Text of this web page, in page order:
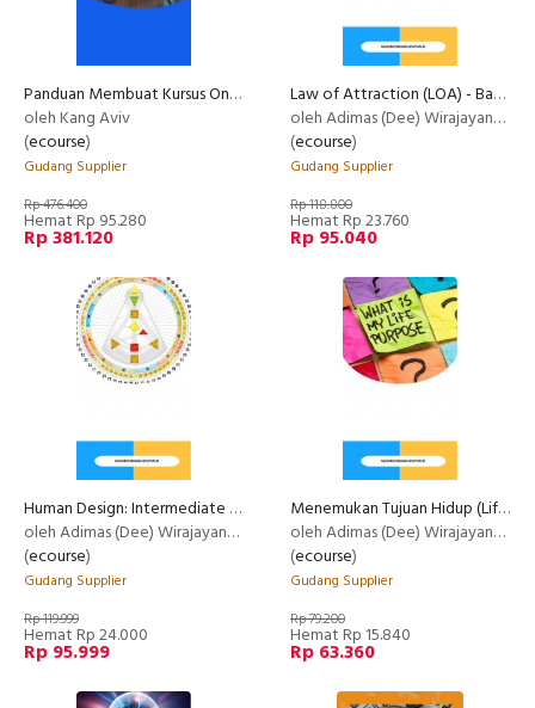
Panduan Membuat Kursus Online Terlengkap di Indonesia
oleh Kang Aviv
(ecourse)
Gudang Supplier
Rp 476.400
Hemat Rp 95.280
Rp 381.120
Law of Attraction (LOA) - Basic
oleh Adimas (Dee) Wirajayanagara (Lesmana)
(ecourse)
Gudang Supplier
Rp 118.800
Hemat Rp 23.760
Rp 95.040
Human Design: Intermediate Class
oleh Adimas (Dee) Wirajayanagara (Lesmana)
(ecourse)
Gudang Supplier
Rp 119.999
Hemat Rp 24.000
Rp 95.999
Menemukan Tujuan Hidup (Life Purpose)
oleh Adimas (Dee) Wirajayanagara (Lesmana)
(ecourse)
Gudang Supplier
Rp 79.200
Hemat Rp 15.840
Rp 63.360